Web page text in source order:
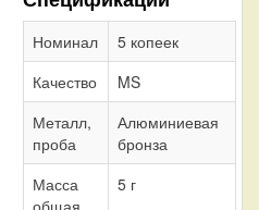
Номинал
5 копеек
Качество
MS
Металл,
проба
Алюминиевая
бронза
Масса
общая
5 г